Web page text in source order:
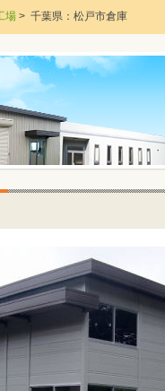
場 > 千葉県：松戸市倉庫